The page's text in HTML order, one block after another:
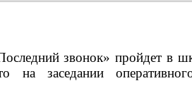
звонок» пройдет в
на заседании